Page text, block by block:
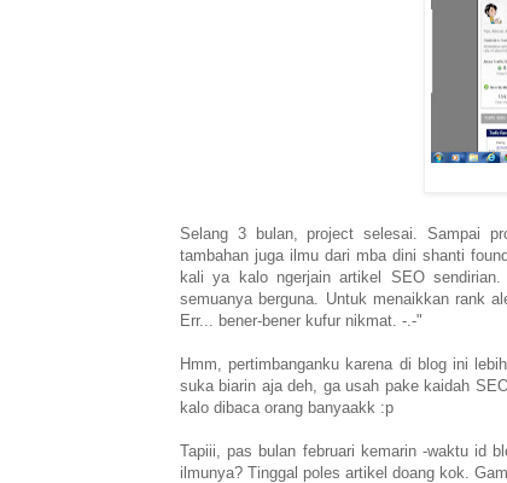
Selang 3 bulan, project selesai. Sampai
tambahan juga ilmu dari mba dini shanti
kali ya kalo ngerjain artikel SEO
semuanya berguna. Untuk menaikkan rank
Err... bener-bener kufur nikmat. -.-"
Hmm, pertimbanganku karena di blog ini
suka biarin aja deh, ga usah pake kaidah
kalo dibaca orang banyaakk :p
Tapiii, pas bulan februari kemarin -waktu id
ilmunya? Tinggal poles artikel doang kok.